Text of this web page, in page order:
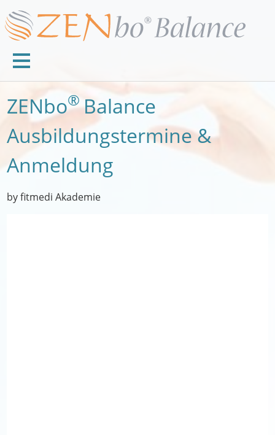
ZENbo® Balance
Ausbildungstermine &
Anmeldung
by fitmedi Akademie